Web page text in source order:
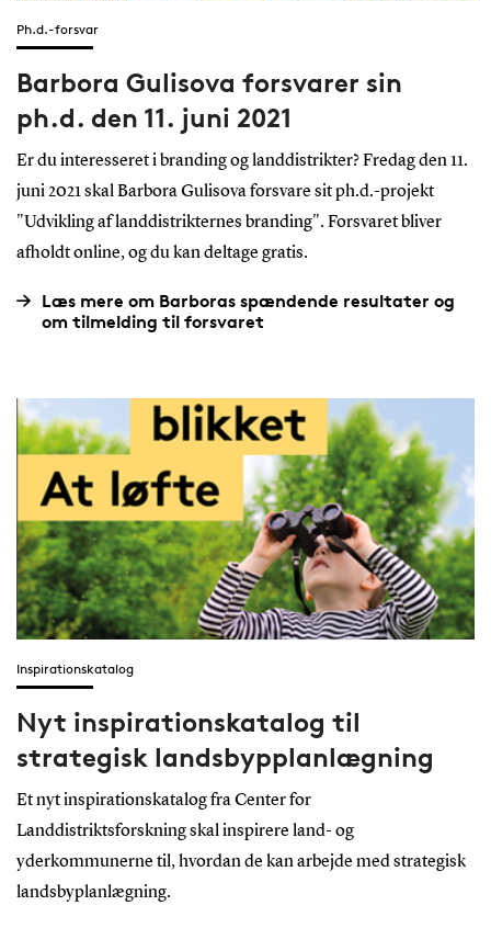
Ph.d.-forsvar
Barbora Gulisova forsvarer sin
ph.d. den 11. juni 2021
Er du interesseret i branding og landdistrikter? Fredag den 11.
juni 2021 skal Barbora Gulisova forsvare sit ph.d.-projekt
"Udvikling af landdistrikternes branding". Forsvaret bliver
afholdt online, og du kan deltage gratis.
Læs mere om Barboras spændende resultater og
om tilmelding til forsvaret
Inspirationskatalog
Nyt inspirationskatalog til
strategisk landsbypplanlægning
Et nyt inspirationskatalog fra Center for
Landdistriktsforskning skal inspirere land- og
yderkommunerne til, hvordan de kan arbejde med strategisk
landsbyplanlægning.